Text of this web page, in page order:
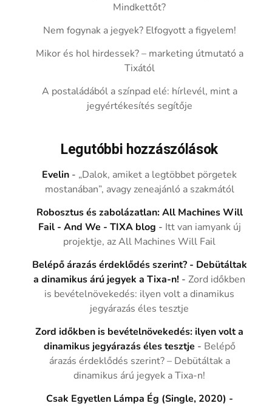
Mindkettőt?
Nem fogynak a jegyek? Elfogyott a figyelem!
Mikor és hol hirdessek? – marketing útmutató a
Tixától
A postaládából a színpad elé: hírlevél, mint a
jegyértékesítés segítője
Legutóbbi hozzászólások
Evelin - „Dalok, amiket a legtöbbet pörgetek
mostanában”, avagy zeneajánló a szakmától
Robosztus és zabolázatlan: All Machines Will
Fail - And We - TIXA blog - Itt van iamyank új
projektje, az All Machines Will Fail
Belépő árazás érdeklődés szerint? - Debütáltak
a dinamikus árú jegyek a Tixa-n! -Zord időkben
is bevételnövekedés: ilyen volt a dinamikus
jegyárazás éles tesztje
Zord időkben is bevételnövekedés: ilyen volt a
dinamikus jegyárazás éles tesztje - Belépő
árazás érdeklődés szerint? – Debütáltak a
dinamikus árú jegyek a Tixa-n!
Csak Egyetlen Lámpa Ég (Single, 2020) -